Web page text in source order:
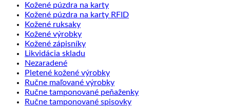
stránke
produktu.
Kožené púzdra na karty
Kožené púzdra na karty RFID
Kožené ruksaky
Kožené výrobky
Kožené zápisníky
Likvidácia skladu
Nezaradené
Pletené kožené výrobky
Ručne maľované výrobky
Ručne tamponované peňaženky
Ručne tamponované spisovky